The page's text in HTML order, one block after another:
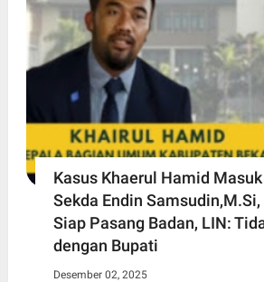
Kasus Khaerul Hamid
Sekda Endin
Siap Pasang Badan, LIN:
dengan Bupati
Desember 02, 2025